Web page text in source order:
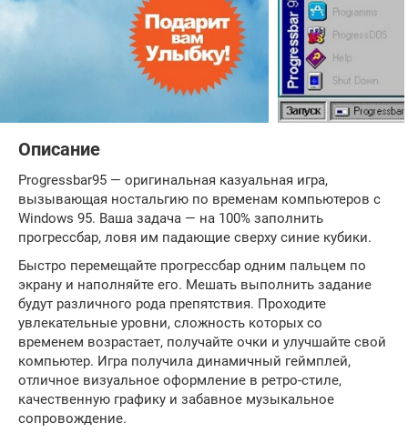
Описание
Progressbar95 — оригинальная казуальная игра,
вызывающая ностальгию по временам компьютеров с
Windows 95. Ваша задача — на 100% заполнить
прогрессбар, ловя им падающие сверху синие кубики.
Быстро перемещайте прогрессбар одним пальцем по
экрану и наполняйте его. Мешать выполнить задание
будут различного рода препятствия. Проходите
увлекательные уровни, сложность которых со
временем возрастает, получайте очки и улучшайте свой
компьютер. Игра получила динамичный геймплей,
отличное визуальное оформление в ретро-стиле,
качественную графику и забавное музыкальное
сопровождение.